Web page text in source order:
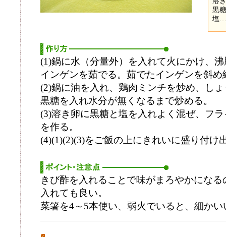
黒
塩
(1)鍋に水（分量外）を入れて火にかけ、
インゲンを茹でる。茹でたインゲンを斜め
(2)鍋に油を入れ、鶏肉ミンチを炒め、し
黒糖を入れ水分が無くなるまで炒める。
(3)溶き卵に黒糖と塩を入れよく混ぜ、フ
を作る。
(4)(1)(2)(3)をご飯の上にきれいに盛り付け
きび酢を入れることで味がまろやかにな
入れても良い。
菜箸を4～5本使い、弱火でいると、細か